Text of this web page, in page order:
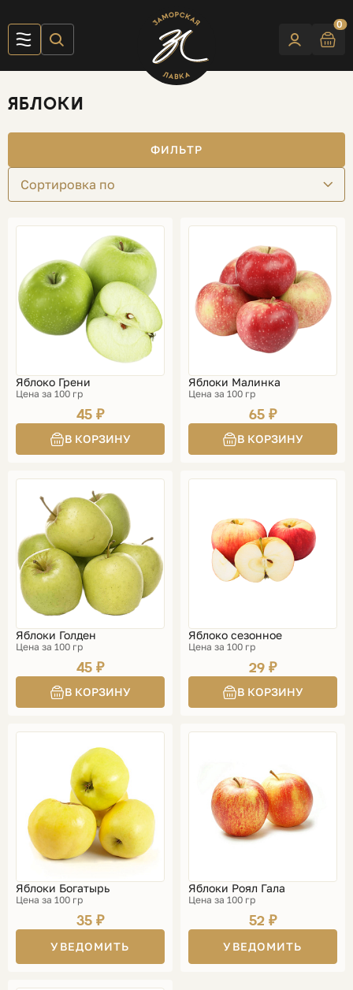
0
ЯБЛОКИ
ФИЛЬТР
Сортировка по
Яблоко Грени
Цена за 100 гр
45 ₽
Яблоки Малинка
Цена за 100 гр
65 ₽
Яблоки Голден
Цена за 100 гр
45 ₽
Яблоко сезонное
Цена за 100 гр
29 ₽
Яблоки Богатырь
Цена за 100 гр
35 ₽
УВЕДОМИТЬ
Яблоки Роял Гала
Цена за 100 гр
52 ₽
УВЕДОМИТЬ